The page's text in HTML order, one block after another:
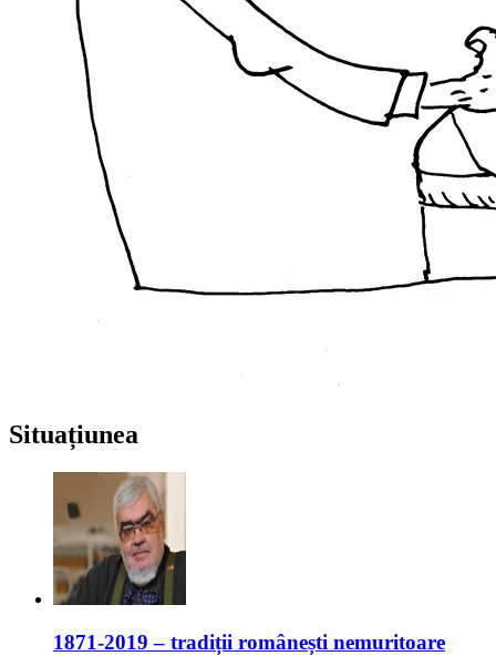
Situațiunea
1871-2019 – tradiții românești nemuritoare